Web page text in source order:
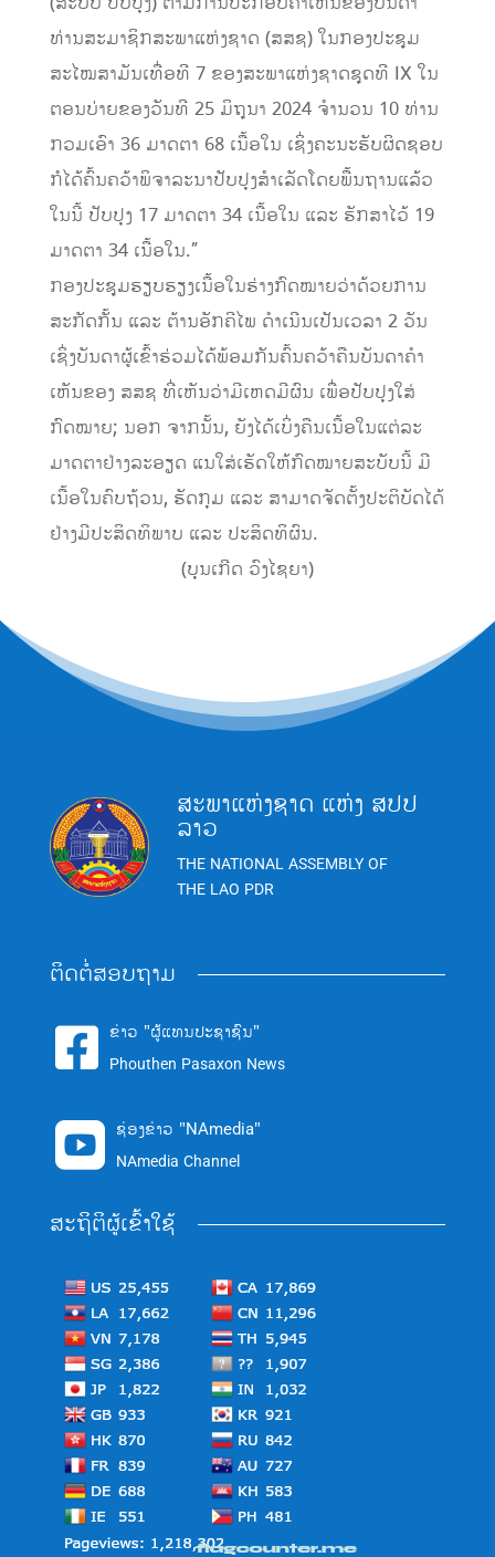
ທ່ານສະມາຊິກສະພາແຫ່ງຊາດ (ສສຊ) ໃນກອງປະຊຸມ
ສະໄໝສາມັນເທື່ອທີ 7 ຂອງສະພາແຫ່ງຊາດຊຸດທີ IX ໃນ
ຕອນບ່າຍຂອງວັນທີ 25 ມິຖຸນາ 2024 ຈຳນວນ 10 ທ່ານ
ກວມເອົາ 36 ມາດຕາ 68 ເນື້ອໃນ ເຊິ່ງຄະນະຮັບຜິດຊອບ
ກໍໄດ້ຄົ້ນຄວ້າພິຈາລະນາປັບປຸງສຳເລັດໂດຍພື້ນຖານແລ້ວ
ໃນນີ້ ປັບປຸງ 17 ມາດຕາ 34 ເນື້ອໃນ ແລະ ຮັກສາໄວ້ 19
ມາດຕາ 34 ເນື້ອໃນ.”
ກອງປະຊຸມຮຽບຮຽງເນື້ອໃນຮ່າງກົດໝາຍວ່າດ້ວຍການ
ສະກັດກັ້ນ ແລະ ຕ້ານອັກຄີໄພ ດຳເນີນເປັນເວລາ 2 ວັນ
ເຊິ່ງບັນດາຜູ້ເຂົ້າຮ່ວມໄດ້ພ້ອມກັນຄົ້ນຄວ້າຄືນບັນດາຄຳ
ເຫັນຂອງ ສສຊ ທີ່ເຫັນວ່າມີເຫດມີຜົນ ເພື່ອປັບປຸງໃສ່
ກົດໝາຍ; ນອກ ຈາກນັ້ນ, ຍັງໄດ້ເບິ່ງຄືນເນື້ອໃນແຕ່ລະ
ມາດຕາຢ່າງລະອຽດ ແນໃສ່ເຮັດໃຫ້ກົດໝາຍສະບັບນີ້ ມີ
ເນື້ອໃນຄົບຖ້ວນ, ຮັດກຸມ ແລະ ສາມາດຈັດຕັ້ງປະຕິບັດໄດ້
ຢ່າງມີປະສິດທິພາບ ແລະ ປະສິດທິຜົນ.
(ບຸນເກີດ ວົງໄຊຍາ)
ສະພາແຫ່ງຊາດ ແຫ່ງ ສປປ
ລາວ
THE NATIONAL ASSEMBLY OF
THE LAO PDR
ຕິດຕໍ່ສອບຖາມ
 ຂ່າວ "ຜູ້ແທນປະຊາຊົນ"
Phouthen Pasaxon News
 ຊ່ອງຂ່າວ "NAmedia"
NAmedia Channel
ສະຖິຕິຜູ້ເຂົ້າໃຊ້